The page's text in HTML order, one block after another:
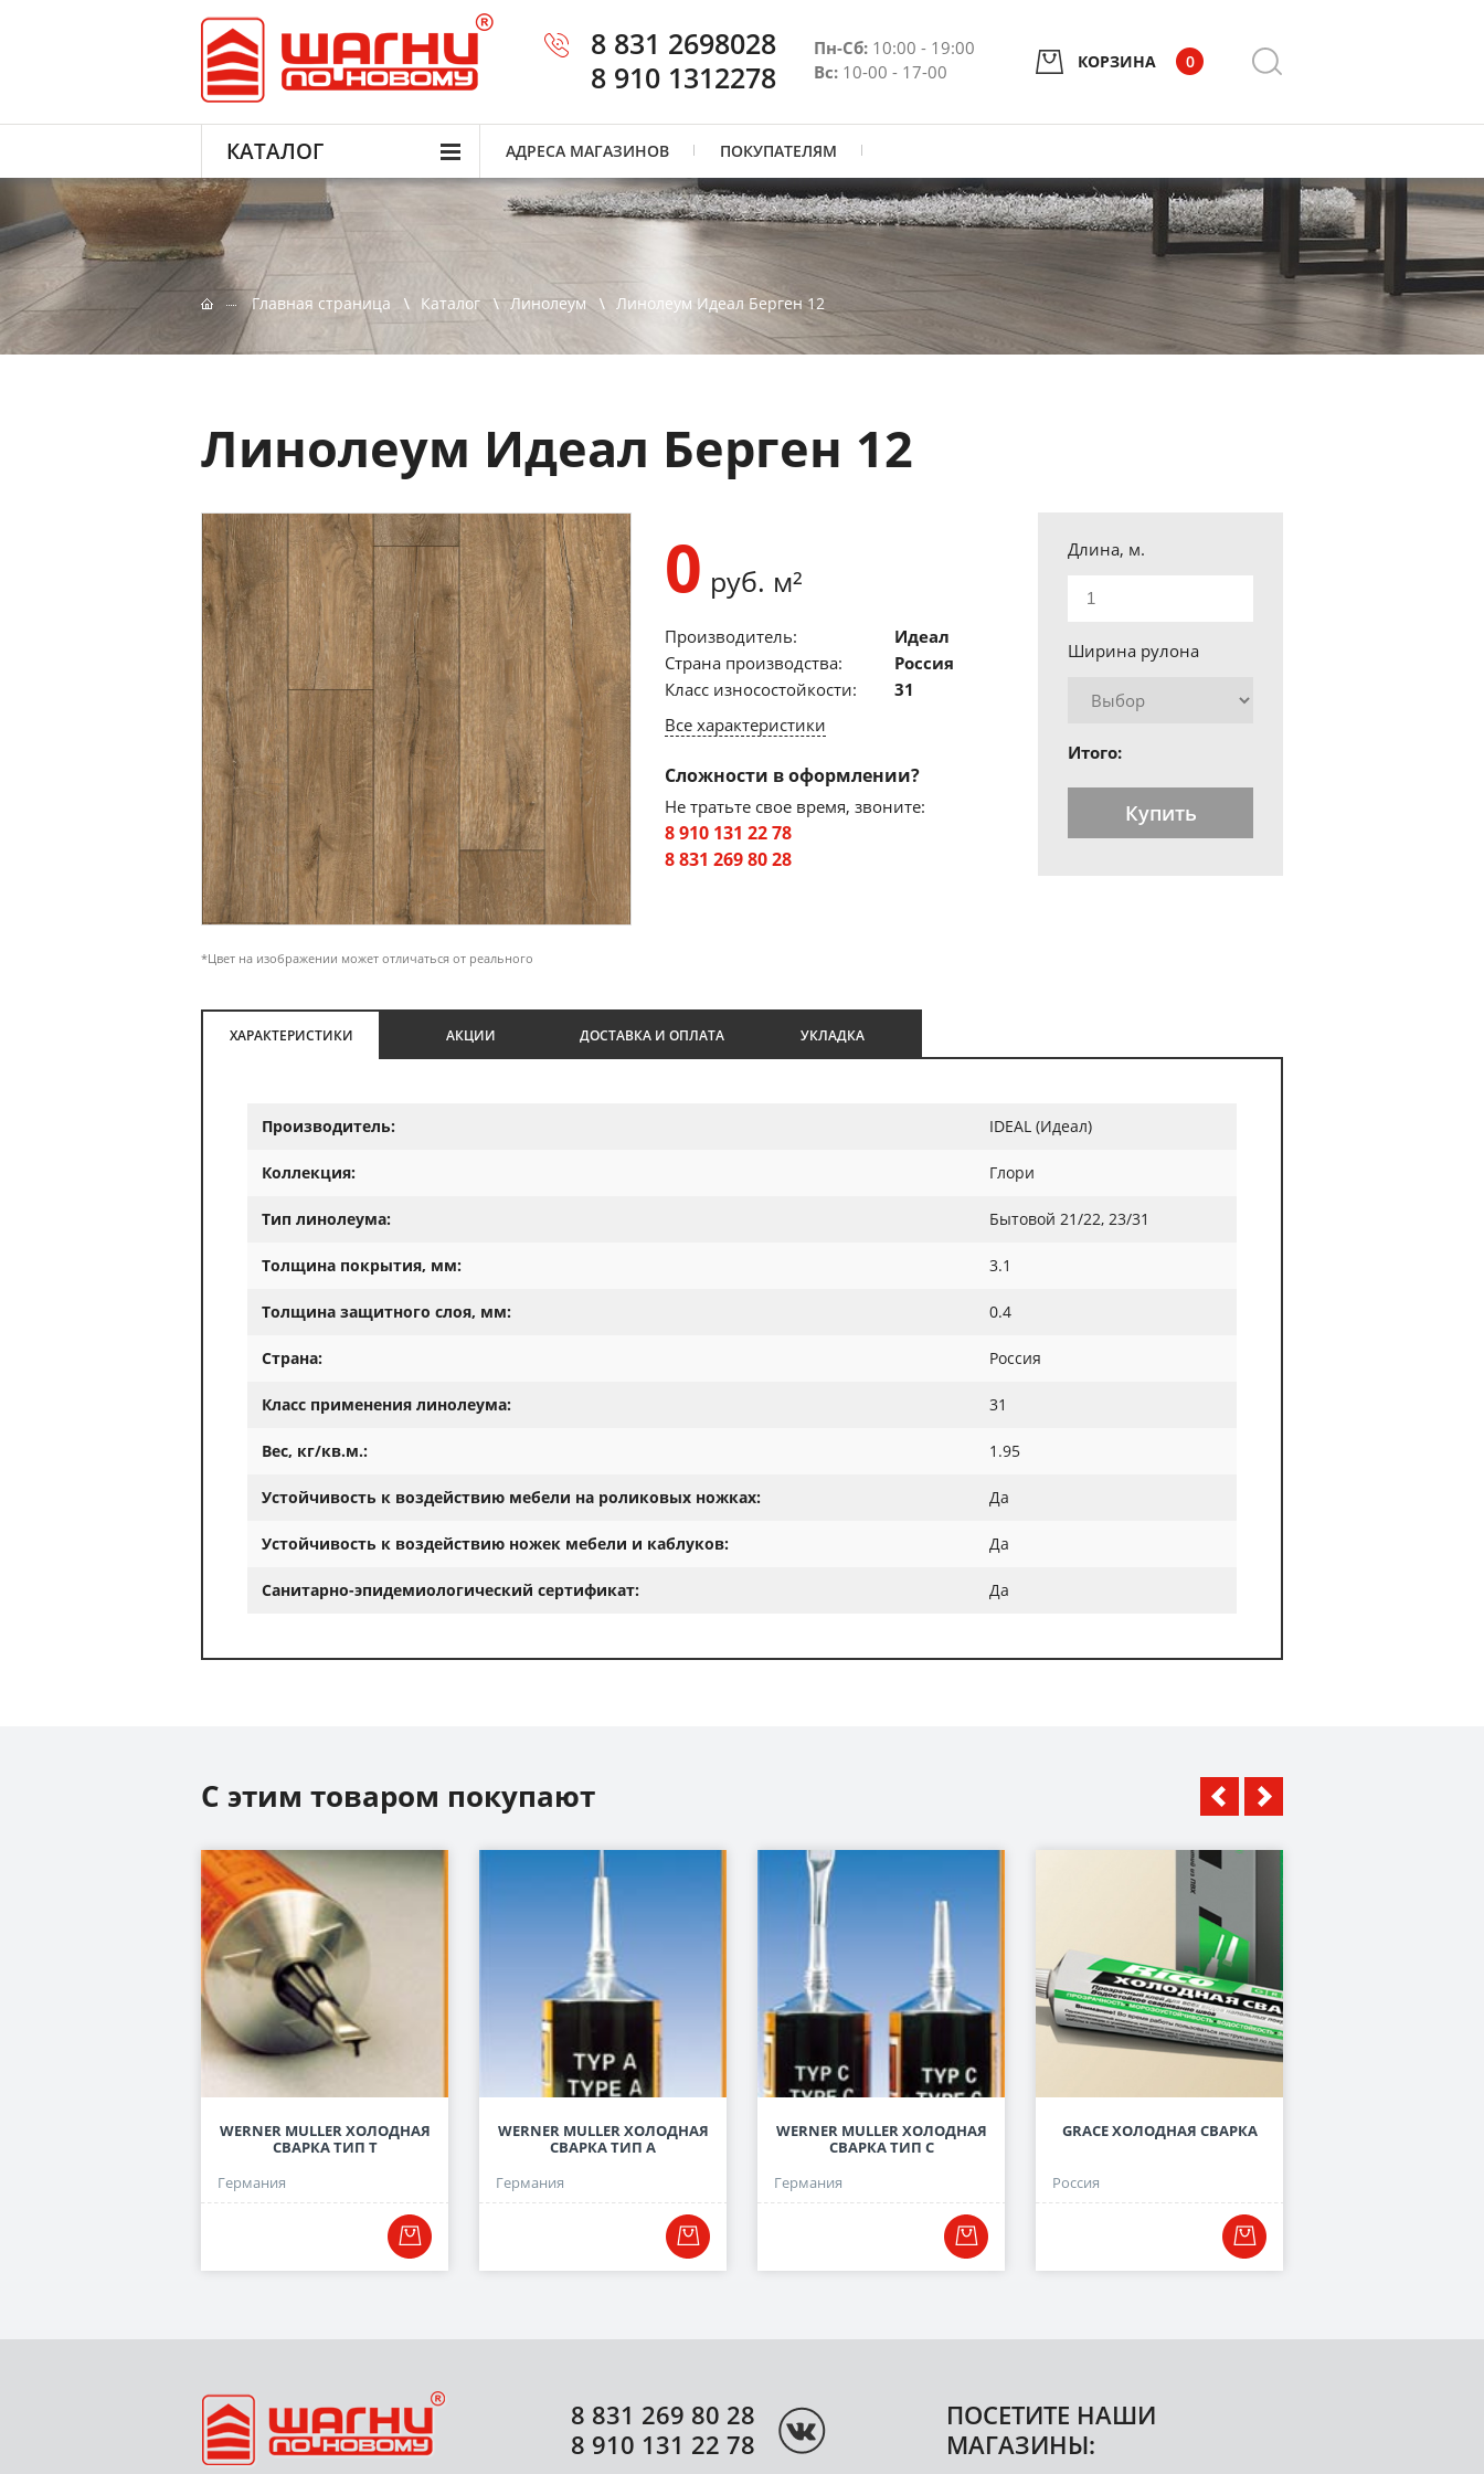
8 831 2698028
8 910 1312278
Пн-Сб: 10:00 - 19:00
Вс: 10-00 - 17-00 КОРЗИНА 0
КАТАЛОГ АДРЕСА МАГАЗИНОВ ПОКУПАТЕЛЯМ
Главная страница Каталог Линолеум Линолеум Идеал Берген 12
Линолеум Идеал Берген 12
*Цвет на изображении может отличаться от реального
0 руб. м²
Производитель:
Идеал
Страна производства:
Россия
Класс износостойкости:
31
Все характеристики
Сложности в оформлении?
Не тратьте свое время, звоните:
8 910 131 22 78
8 831 269 80 28
Длина, м.
Ширина рулона
Итого:
Купить
ХАРАКТЕРИСТИКИ АКЦИИ ДОСТАВКА И ОПЛАТА УКЛАДКА
Производитель: IDEAL (Идеал)
Коллекция: Глори
Тип линолеума: Бытовой 21/22, 23/31
Толщина покрытия, мм: 3.1
Толщина защитного слоя, мм: 0.4
Страна: Россия
Класс применения линолеума: 31
Вес, кг/кв.м.: 1.95
Устойчивость к воздействию мебели на роликовых ножках: Да
Устойчивость к воздействию ножек мебели и каблуков: Да
Санитарно-эпидемиологический сертификат: Да
С этим товаром покупают
WERNER MULLER ХОЛОДНАЯ
СВАРКА ТИП Т
Германия
WERNER MULLER ХОЛОДНАЯ
СВАРКА ТИП А
Германия
WERNER MULLER ХОЛОДНАЯ
СВАРКА ТИП С
Германия
GRACE ХОЛОДНАЯ СВАРКА
Россия
8 831 269 80 28
8 910 131 22 78
ПОСЕТИТЕ НАШИ
МАГАЗИНЫ: